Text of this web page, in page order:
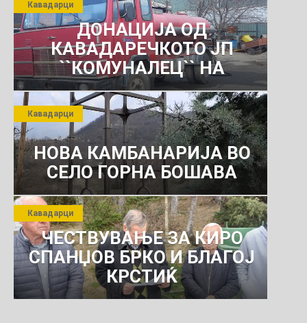
ДОНАЦИЈА ОД
КАВАДАРЕЧКОТО ЈП
``КОМУНАЛЕЦ`` НА
РОСОМАНСКОТО ЈАВНО
ПРЕТПРИЈАТИЕ ЗА
КОМУНАЛНО УСЛУГИ
Кавадарци
НОВА КАМБАНАРИЈА ВО
СЕЛО ГОРНА БОШАВА
Кавадарци
ЧЕСТВУВАЊЕ ЗА КИРО
СПАНЏОВ БРКО И БЛАГОЈ
КРСТИЌ
Кавадарци